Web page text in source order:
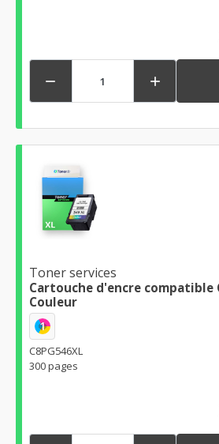
 
Toner services
Cartouche d'encre compatible
Couleur
1
C8PG546XL
300 pages